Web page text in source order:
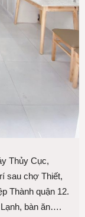
Thủy Cục,
sau chợ Thiết,
Thành quận 12.
bàn ăn….